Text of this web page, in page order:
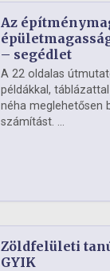
Az
– segédlet
A 22 oldalas
példákkal,
néha meglehetősen
számítást. ...
Zöldfelületi
GYIK